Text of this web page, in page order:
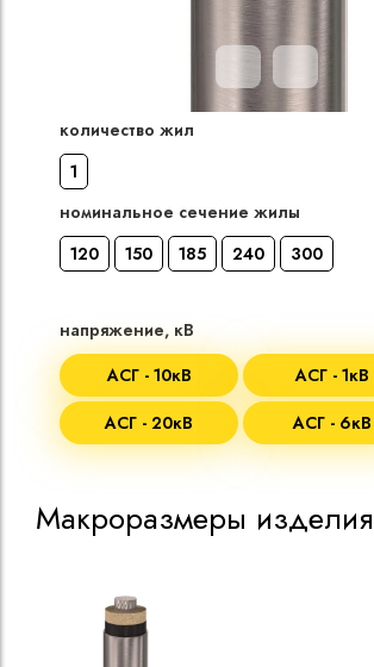
количество жил
1
номинальное сечение жилы
120
150 185 240 300
напряжение, кВ
АСГ - 10кВ
АСГ - 1кВ
АСГ - 20кВ
АСГ - 6кВ
Макроразмеры изделия